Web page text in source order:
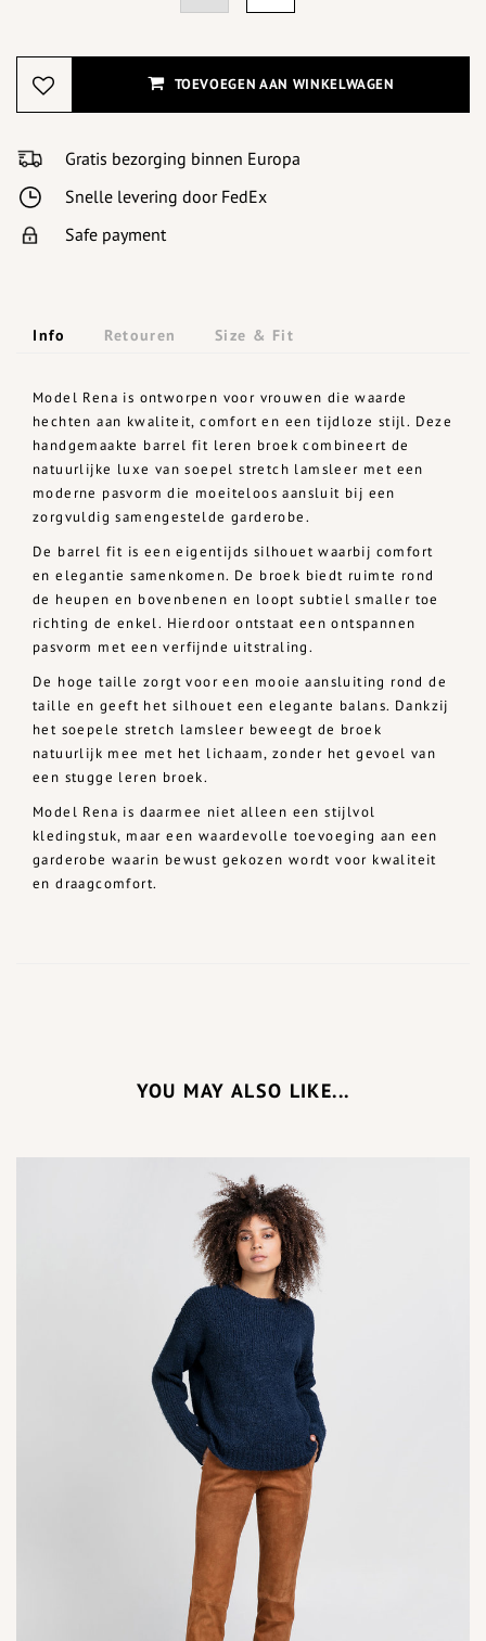
TOEVOEGEN AAN WINKELWAGEN
Gratis bezorging binnen Europa
Snelle levering door FedEx
Safe payment
Info Retouren Size & Fit
Model Rena is ontworpen voor vrouwen die waarde
hechten aan kwaliteit, comfort en een tijdloze stijl. Deze
handgemaakte barrel fit leren broek combineert de
natuurlijke luxe van soepel stretch lamsleer met een
moderne pasvorm die moeiteloos aansluit bij een
zorgvuldig samengestelde garderobe.
De barrel fit is een eigentijds silhouet waarbij comfort
en elegantie samenkomen. De broek biedt ruimte rond
de heupen en bovenbenen en loopt subtiel smaller toe
richting de enkel. Hierdoor ontstaat een ontspannen
pasvorm met een verfijnde uitstraling.
De hoge taille zorgt voor een mooie aansluiting rond de
taille en geeft het silhouet een elegante balans. Dankzij
het soepele stretch lamsleer beweegt de broek
natuurlijk mee met het lichaam, zonder het gevoel van
een stugge leren broek.
Model Rena is daarmee niet alleen een stijlvol
kledingstuk, maar een waardevolle toevoeging aan een
garderobe waarin bewust gekozen wordt voor kwaliteit
en draagcomfort.
YOU MAY ALSO LIKE...